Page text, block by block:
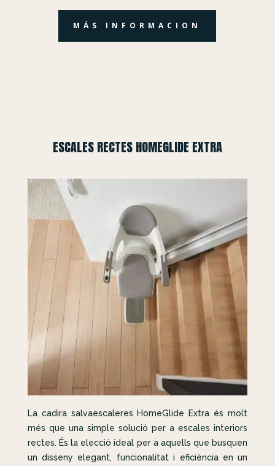
MÁS INFORMACION
ESCALES RECTES HOMEGLIDE EXTRA
La cadira salvaescaleres HomeGlide Extra és molt
més que una simple solució per a escales interiors
rectes. És la elecció ideal per a aquells que busquen
un disseny elegant, funcionalitat i eficiència en un